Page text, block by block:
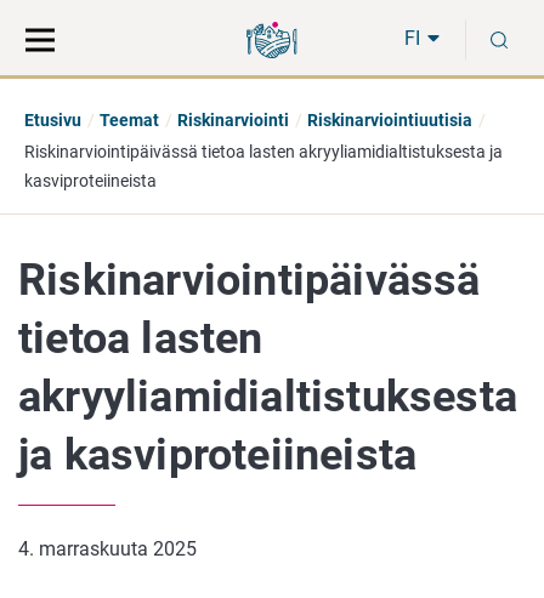
suoraan
sisältöön
koko
sivuston
FI
Etusivu Teemat Riskinarviointi
Riskinarviointiuutisia
Riskinarviointipäivässä tietoa lasten akryyliamidialtistuksesta ja
kasviproteiineista
Riskinarviointipäivässä
tietoa lasten
akryyliamidialtistuksesta
ja kasviproteiineista
4. marraskuuta 2025